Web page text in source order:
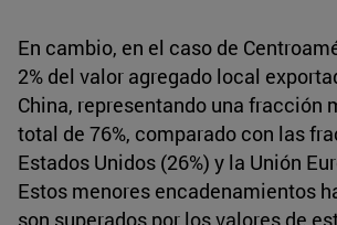
En cambio, en el caso de
2% del valor agregado local
China, representando una fracción
total de 76%, comparado con las
Estados Unidos (26%) y la Unión
Estos menores encadenamientos
son superados por los valores de